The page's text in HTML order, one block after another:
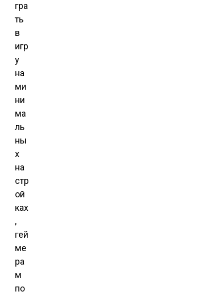
гра
ть
в
игр
у
на
ми
ни
ма
ль
ны
х
на
стр
ой
ках
,
гей
ме
ра
м
по